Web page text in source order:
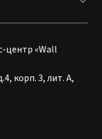
центр «Wall
корп. 3, лит. А,